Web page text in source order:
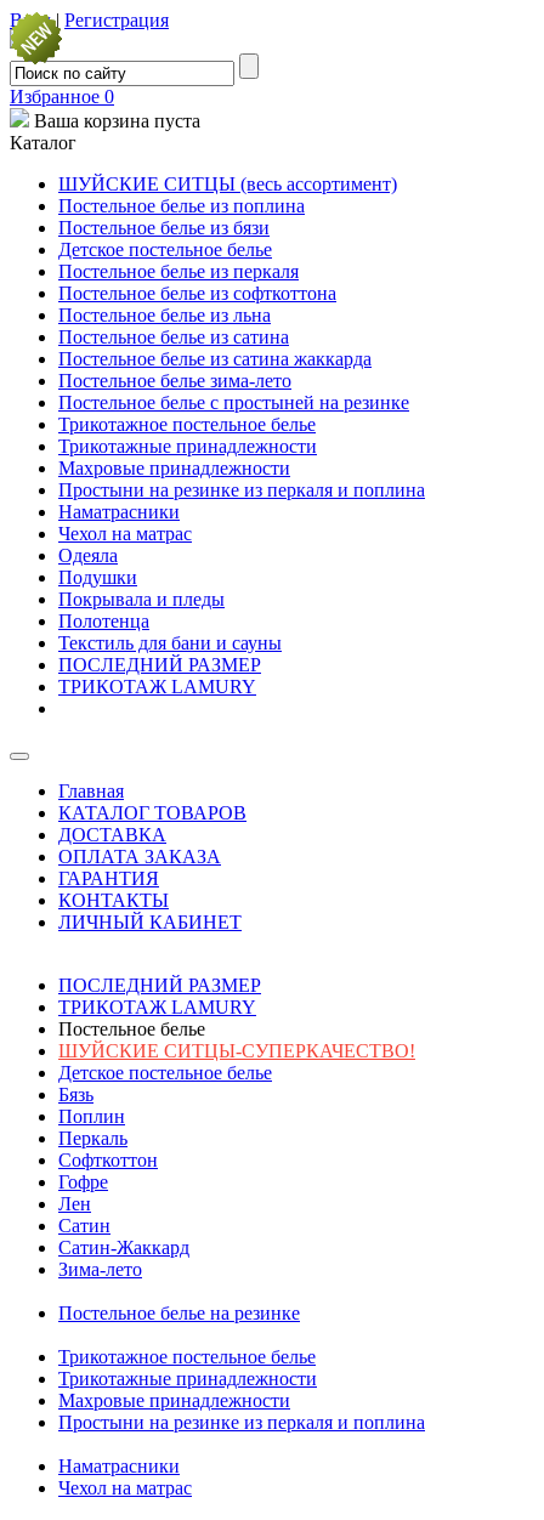
Вход| Регистрация
Избранное 0
Ваша корзина пуста
Каталог
ШУЙСКИЕ СИТЦЫ (весь ассортимент)
Постельное белье из поплина
Постельное белье из бязи
Детское постельное белье
Постельное белье из перкаля
Постельное белье из софткоттона
Постельное белье из льна
Постельное белье из сатина
Постельное белье из сатина жаккарда
Постельное белье зима-лето
Постельное белье с простыней на резинке
Трикотажное постельное белье
Трикотажные принадлежности
Махровые принадлежности
Простыни на резинке из перкаля и поплина
Наматрасники
Чехол на матрас
Одеяла
Подушки
Покрывала и пледы
Полотенца
Текстиль для бани и сауны
ПОСЛЕДНИЙ РАЗМЕР
ТРИКОТАЖ LAMURY
Главная
КАТАЛОГ ТОВАРОВ
ДОСТАВКА
ОПЛАТА ЗАКАЗА
ГАРАНТИЯ
КОНТАКТЫ
ЛИЧНЫЙ КАБИНЕТ
ПОСЛЕДНИЙ РАЗМЕР
ТРИКОТАЖ LAMURY
Постельное белье
ШУЙСКИЕ СИТЦЫ-СУПЕРКАЧЕСТВО!
Детское постельное белье
Бязь
Поплин
Перкаль
Софткоттон
Гофре
Лен
Сатин
Сатин-Жаккард
Зима-лето
Постельное белье на резинке
Трикотажное постельное белье
Трикотажные принадлежности
Махровые принадлежности
Простыни на резинке из перкаля и поплина
Наматрасники
Чехол на матрас